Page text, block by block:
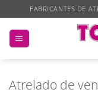
to
content
FABRICANTES DE
Atrelado de